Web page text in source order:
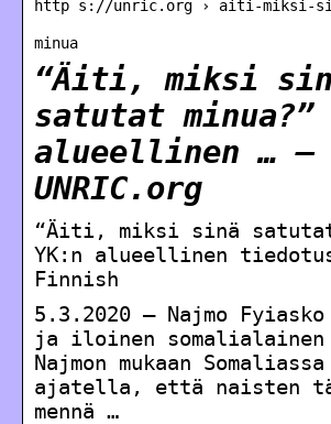
http s://unric.org › aiti-miksi-
minua
“Äiti, miksi
satutat minua?”
alueellinen … –
UNRIC.org
“Äiti, miksi sinä satutat
YK:n alueellinen
Finnish
5.3.2020 — Najmo
ja iloinen somalialainen
Najmon mukaan
ajatella, että naisten
mennä …